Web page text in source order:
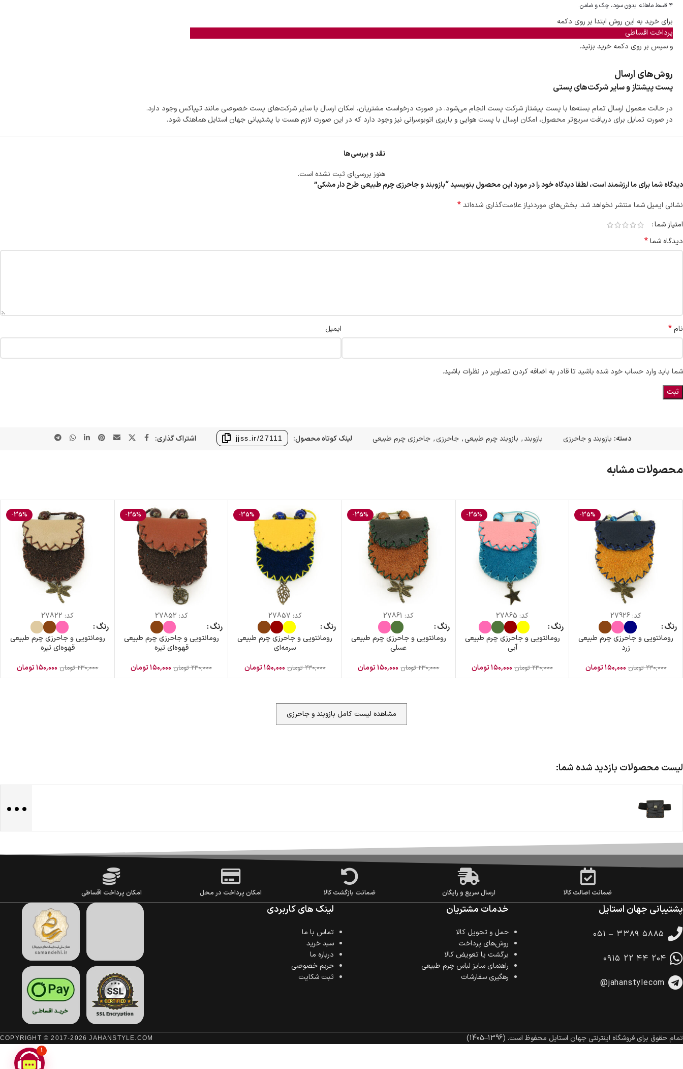
۴ قسط ماهانه. بدون سود، چک و ضامن.
برای خرید به این روش ابتدا بر روی دکمه
پرداخت اقساطی
و سپس بر روی دکمه خرید بزنید.
روش‌های ارسال
پست پیشتاز و سایر شرکت‌های پستی
در حالت معمول ارسال تمام بسته‌ها با پست پیشتاز شرکت پست انجام می‌شود. در صورت درخواست مشتریان، امکان ارسال با سایر شرکت‌های پست خصوصی مانند تیپاکس وجود دارد.
در صورت تمایل برای دریافت سریع‌تر محصول، امکان ارسال با پست هوایی و باربری اتوبوسرانی نیز وجود دارد که در این صورت لازم هست با پشتیبانی جهان استایل هماهنگ شود.
نقد و بررسی‌ها
هنوز بررسی‌ای ثبت نشده است.
دیدگاه شما برای ما ارزشمند است، لطفا دیدگاه خود را در مورد این محصول بنویسید “بازوبند و جاحرزی چرم طبیعی طرح دار مشکی”
نشانی ایمیل شما منتشر نخواهد شد. بخش‌های موردنیاز علامت‌گذاری شده‌اند*
امتیاز شما
دیدگاه شما*
نام* ایمیل
شما باید وارد حساب خود شده باشید تا قادر به اضافه کردن تصاویر در نظرات باشید.
دسته: بازوبند و جاحرزی بازوبند, بازوبند چرم طبیعی, جاحرزی, جاحرزی چرم طبیعی لینک کوتاه محصول: jjss.ir/27111 اشتراک گذاری:
محصولات مشابه
-35%
کد: 27926
رنگ
رومانتویی و جاحرزی چرم طبیعی
زرد
۲۳۰,۰۰۰ تومان ۱۵۰,۰۰۰تومان
-35%
کد: 27865
رنگ
رومانتویی و جاحرزی چرم طبیعی
آبی
۲۳۰,۰۰۰ تومان ۱۵۰,۰۰۰تومان
-35%
کد: 27861
رنگ
رومانتویی و جاحرزی چرم طبیعی
عسلی
۲۳۰,۰۰۰ تومان ۱۵۰,۰۰۰تومان
-35%
کد: 27857
رنگ
رومانتویی و جاحرزی چرم طبیعی
سرمه‌ای
۲۳۰,۰۰۰ تومان ۱۵۰,۰۰۰تومان
-35%
کد: 27852
رنگ
رومانتویی و جاحرزی چرم طبیعی
قهوه‌ای تیره
۲۳۰,۰۰۰ تومان ۱۵۰,۰۰۰تومان
-35%
کد: 27822
رنگ
رومانتویی و جاحرزی چرم طبیعی
قهوه‌ای تیره
۲۳۰,۰۰۰ تومان ۱۵۰,۰۰۰تومان
مشاهده لیست کامل بازوبند و جاحرزی
لیست محصولات بازدید شده شما:
...
ضمانت اصالت کالا ارسال سریع و رایگان ضمانت بازگشت کالا امکان پرداخت در محل امکان پرداخت اقساطی
پشتیبانی جهان استایل
۰۵۱ – ۳۳۸۹ ۵۸۸۵
۰۹۱۵ ۲۲ ۴۴ ۲۰۴
@jahanstylecom
خدمات مشتریان
حمل‌ و تحویل کالا
روش‌های پرداخت
برگشت یا تعویض کالا
راهنمای سایز لباس چرم طبیعی
رهگیری سفارشات
لینک های کاربردی
تماس با ما
سبد خرید
درباره ما
حریم خصوصی
ثبت شکایت
تمام حقوق برای فروشگاه اینترنتی جهان استایل محفوظ است. (1396–1405)
COPYRIGHT © 2017-2026 JAHANSTYLE.COM
1